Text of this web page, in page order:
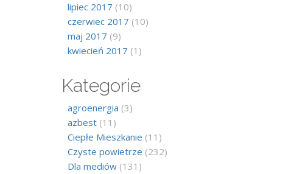
lipiec 2017 (10)
czerwiec 2017 (10)
maj 2017 (9)
kwiecień 2017 (1)
Kategorie
agroenergia (3)
azbest(11)
Ciepłe Mieszkanie (11)
Czyste powietrze (232)
Dla mediów(131)